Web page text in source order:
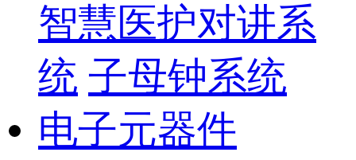
智慧医护对讲系
统 子母钟系统
电子元器件